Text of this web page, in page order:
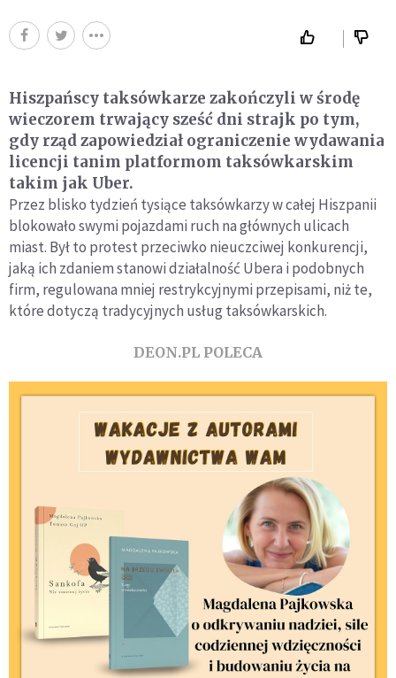
Hiszpańscy taksówkarze zakończyli w środę
wieczorem trwający sześć dni strajk po tym,
gdy rząd zapowiedział ograniczenie wydawania
licencji tanim platformom taksówkarskim
takim jak Uber.
Przez blisko tydzień tysiące taksówkarzy w całej Hiszpanii
blokowało swymi pojazdami ruch na głównych ulicach
miast. Był to protest przeciwko nieuczciwej konkurencji,
jaką ich zdaniem stanowi działalność Ubera i podobnych
firm, regulowana mniej restrykcyjnymi przepisami, niż te,
które dotyczą tradycyjnych usług taksówkarskich.
DEON.PL POLECA